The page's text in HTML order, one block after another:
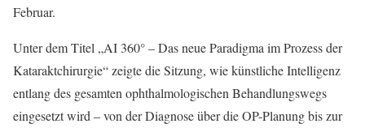
Februar.
Unter dem Titel „AI 360° – Das neue Paradigma im Prozess der
Kataraktchirurgie“ zeigte die Sitzung, wie künstliche Intelligenz
entlang des gesamten ophthalmologischen Behandlungswegs
eingesetzt wird – von der Diagnose über die OP-Planung bis zur